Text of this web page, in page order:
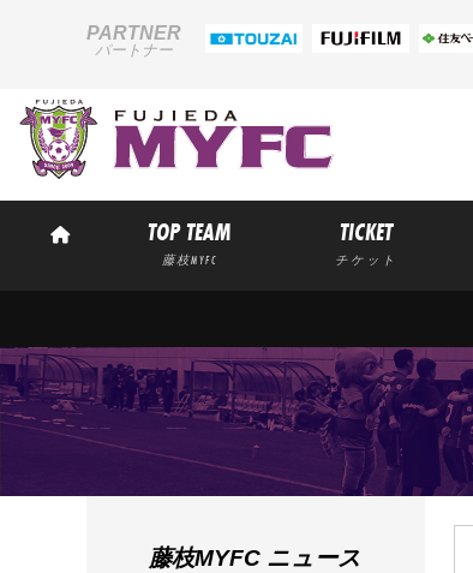
PARTNER
パートナー
TOP TEAM
藤枝MYFC
TICKET
チケット
藤枝MYFC ニュース